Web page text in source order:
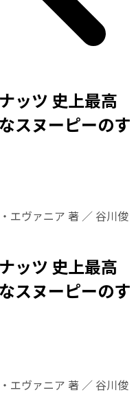
ッツ 史上最高
スヌーピーのす
エヴァニア 著 ／ 谷川俊
ッツ 史上最高
スヌーピーのす
エヴァニア 著 ／ 谷川俊